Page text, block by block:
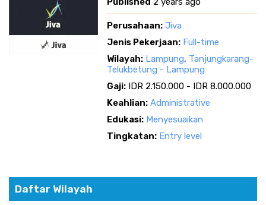
Perusahaan: Jiva
Jenis Pekerjaan: Full-time
Wilayah: Lampung, Tanjungkarang-
Telukbetung - Lampung
Gaji: IDR 2.150.000 - IDR 8.000.000
Keahlian: Administrative
Edukasi: Menyesuaikan
Tingkatan: Entry level
Daftar Wilayah